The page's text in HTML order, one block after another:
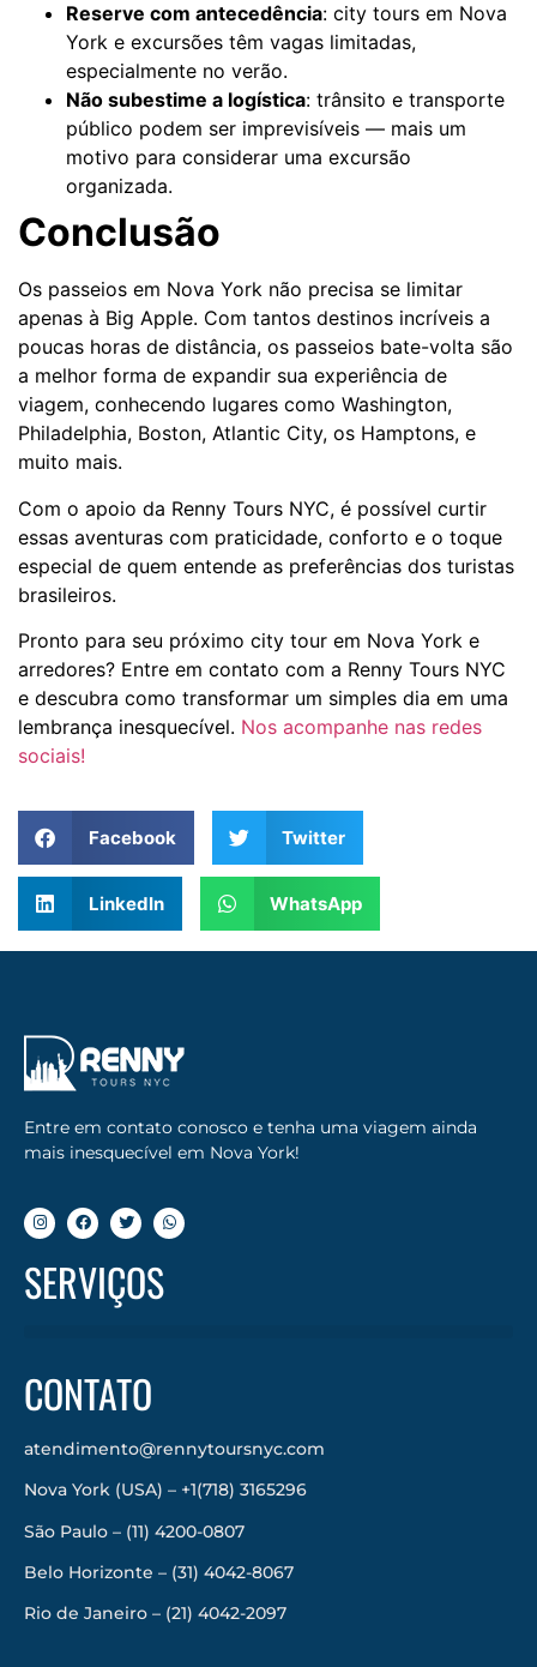
Reserve com antecedência: city tours em Nova
York e excursões têm vagas limitadas,
especialmente no verão.
Não subestime a logística: trânsito e transporte
público podem ser imprevisíveis — mais um
motivo para considerar uma excursão
organizada.
Conclusão
Os passeios em Nova York não precisa se limitar
apenas à Big Apple. Com tantos destinos incríveis a
poucas horas de distância, os passeios bate-volta são
a melhor forma de expandir sua experiência de
viagem, conhecendo lugares como Washington,
Philadelphia, Boston, Atlantic City, os Hamptons, e
muito mais.
Com o apoio da Renny Tours NYC, é possível curtir
essas aventuras com praticidade, conforto e o toque
especial de quem entende as preferências dos turistas
brasileiros.
Pronto para seu próximo city tour em Nova York e
arredores? Entre em contato com a Renny Tours NYC
e descubra como transformar um simples dia em uma
lembrança inesquecível. Nos acompanhe nas redes
sociais!
Facebook Twitter
LinkedIn WhatsApp
Entre em contato conosco e tenha uma viagem ainda
mais inesquecível em Nova York!
SERVIÇOS
CONTATO
atendimento@rennytoursnyc.com
Nova York (USA) – +1(718) 3165296
São Paulo – (11) 4200-0807
Belo Horizonte – (31) 4042-8067
Rio de Janeiro – (21) 4042-2097